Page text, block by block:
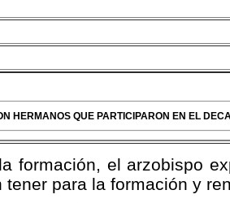
HERMANOS QUE PARTICIPARON EN EL
formación, el arzobispo
tener para la formación y